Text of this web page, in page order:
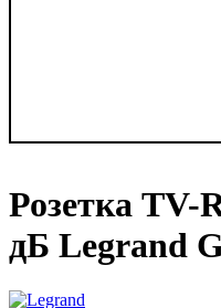
Розетка TV-
дБ Legrand